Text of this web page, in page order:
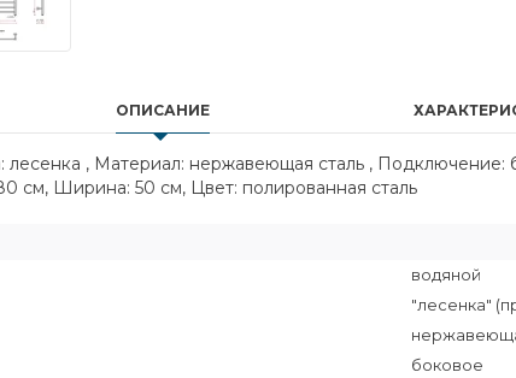
ОПИСАНИЕ
лесенка , Материал: нержавеющая сталь ,
см, Ширина: 50 см, Цвет: полированная сталь
водяной
"лесенка"
боковое